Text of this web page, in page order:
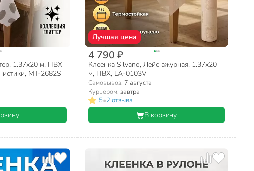
1.37х20 м, ПВХ
MT-2682S
Лучшая цена
4 790 ₽
Клеенка Silvano, Лейс ажурная, 1.37х20
м, ПВХ, LA-0103V
Самовывоз: 7 августа
Курьером:завтра
5•2 отзыва
В корзину